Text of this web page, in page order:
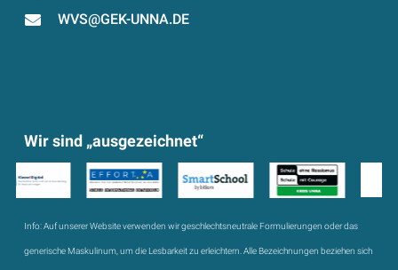
WVS@GEK-UNNA.DE
Wir sind „ausgezeichnet“
Info:Auf unserer Website verwenden wir geschlechtsneutrale Formulierungen oder das
generische Maskulinum, um die Lesbarkeit zu erleichtern. Alle Bezeichnungen beziehen sich